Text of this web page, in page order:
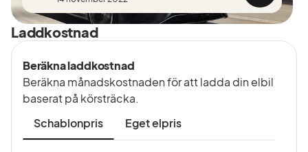
Laddkostnad
Beräkna laddkostnad
Beräkna månadskostnaden för att ladda din elbil
baserat på körsträcka.
Schablonpris
Eget elpris